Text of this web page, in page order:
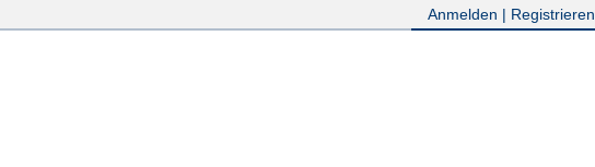
Anmelden | Registrieren